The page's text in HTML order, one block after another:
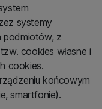
systemy
podmiotów, z
cookies własne i
cookies.
końcowym
smartfonie).